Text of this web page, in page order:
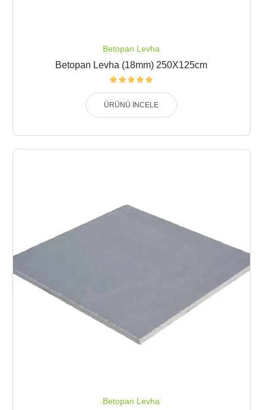
Betopan Levha
Betopan Levha (18mm) 250X125cm
ÜRÜNÜ İNCELE
Betopan Levha